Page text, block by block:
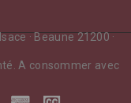
· Beaune 21200 ·
A consommer avec